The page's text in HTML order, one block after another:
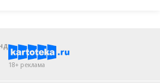
18+ реклама